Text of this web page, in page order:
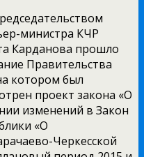
министра КЧР
Карданова прошло
Правительства
котором был
проект закона «О
изменений в Закон
«О
Черкесской